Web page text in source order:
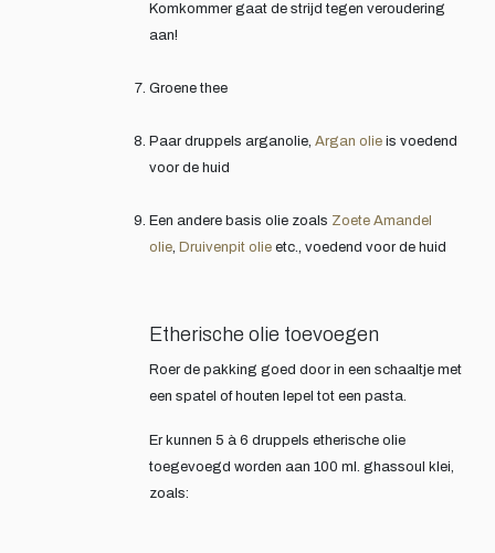
Komkommer gaat de strijd tegen veroudering
aan!
Groene thee
Paar druppels arganolie, Argan olie is voedend
voor de huid
Een andere basis olie zoals Zoete Amandel
olie, Druivenpit olie etc., voedend voor de huid
Etherische olie toevoegen
Roer de pakking goed door in een schaaltje met
een spatel of houten lepel tot een pasta.
Er kunnen 5 à 6 druppels etherische olie
toegevoegd worden aan 100 ml. ghassoul klei,
zoals: